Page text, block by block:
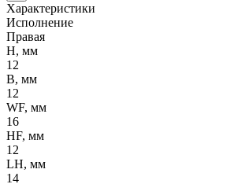
Характеристики
Исполнение
Правая
H, мм
12
B, мм
12
WF, мм
16
HF, мм
12
LH, мм
14